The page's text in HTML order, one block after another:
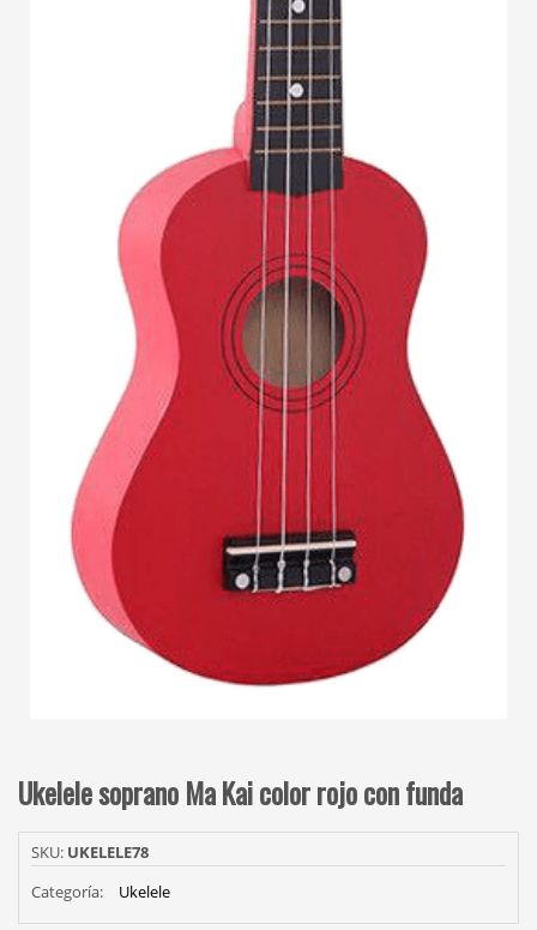
Ukelele soprano Ma Kai color rojo con funda
SKU: UKELELE78
Categoría:
Ukelele